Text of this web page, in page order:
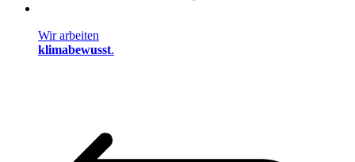
Wir arbeiten
klimabewusst.